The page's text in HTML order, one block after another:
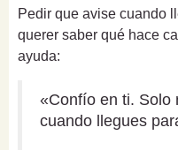
Pedir que avise cuando
querer saber qué hace
ayuda:
«Confío en ti. Solo
cuando llegues